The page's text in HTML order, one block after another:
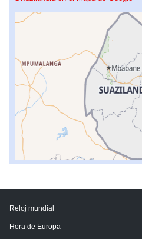
Reloj mundial
Hora de Europa